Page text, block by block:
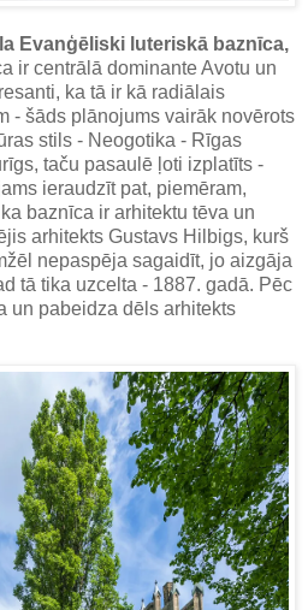
Evanģēliski luteriskā baznīca,
ir centrālā dominante Avotu un
ka tā ir kā radiālais
- šāds plānojums vairāk novērots
stils - Neogotika - Rīgas
taču pasaulē ļoti izplatīts -
ieraudzīt pat, piemēram,
baznīca ir arhitektu tēva un
arhitekts Gustavs Hilbigs, kurš
nepaspēja sagaidīt, jo aizgāja
tā tika uzcelta - 1887. gadā. Pēc
un pabeidza dēls arhitekts